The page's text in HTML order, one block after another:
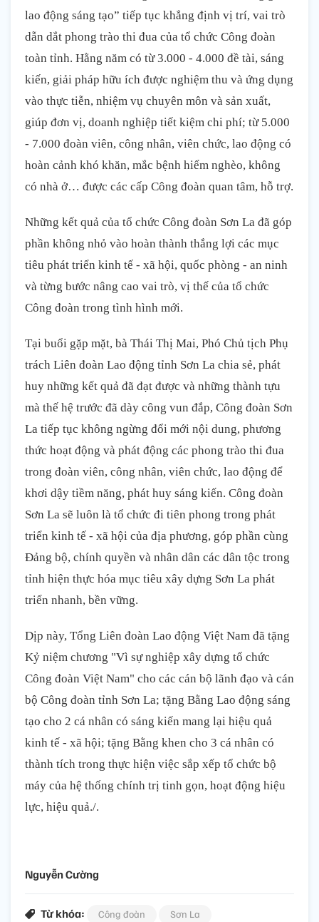
lao động sáng tạo” tiếp tục khẳng định vị trí, vai trò
dẫn dắt phong trào thi đua của tổ chức Công đoàn
toàn tỉnh. Hằng năm có từ 3.000 - 4.000 đề tài, sáng
kiến, giải pháp hữu ích được nghiệm thu và ứng dụng
vào thực tiễn, nhiệm vụ chuyên môn và sản xuất,
giúp đơn vị, doanh nghiệp tiết kiệm chi phí; từ 5.000
- 7.000 đoàn viên, công nhân, viên chức, lao động có
hoàn cảnh khó khăn, mắc bệnh hiểm nghèo, không
có nhà ở… được các cấp Công đoàn quan tâm, hỗ trợ.
Những kết quả của tổ chức Công đoàn Sơn La đã góp
phần không nhỏ vào hoàn thành thắng lợi các mục
tiêu phát triển kinh tế - xã hội, quốc phòng - an ninh
và từng bước nâng cao vai trò, vị thế của tổ chức
Công đoàn trong tình hình mới.
Tại buổi gặp mặt, bà Thái Thị Mai, Phó Chủ tịch Phụ
trách Liên đoàn Lao động tỉnh Sơn La chia sẻ, phát
huy những kết quả đã đạt được và những thành tựu
mà thế hệ trước đã dày công vun đắp, Công đoàn Sơn
La tiếp tục không ngừng đổi mới nội dung, phương
thức hoạt động và phát động các phong trào thi đua
trong đoàn viên, công nhân, viên chức, lao động để
khơi dậy tiềm năng, phát huy sáng kiến. Công đoàn
Sơn La sẽ luôn là tổ chức đi tiên phong trong phát
triển kinh tế - xã hội của địa phương, góp phần cùng
Đảng bộ, chính quyền và nhân dân các dân tộc trong
tỉnh hiện thực hóa mục tiêu xây dựng Sơn La phát
triển nhanh, bền vững.
Dịp này, Tổng Liên đoàn Lao động Việt Nam đã tặng
Kỷ niệm chương "Vì sự nghiệp xây dựng tổ chức
Công đoàn Việt Nam" cho các cán bộ lãnh đạo và cán
bộ Công đoàn tỉnh Sơn La; tặng Bằng Lao động sáng
tạo cho 2 cá nhân có sáng kiến mang lại hiệu quả
kinh tế - xã hội; tặng Bằng khen cho 3 cá nhân có
thành tích trong thực hiện việc sắp xếp tổ chức bộ
máy của hệ thống chính trị tinh gọn, hoạt động hiệu
lực, hiệu quả./.
Nguyễn Cường
Từ khóa: Công đoàn
Sơn La